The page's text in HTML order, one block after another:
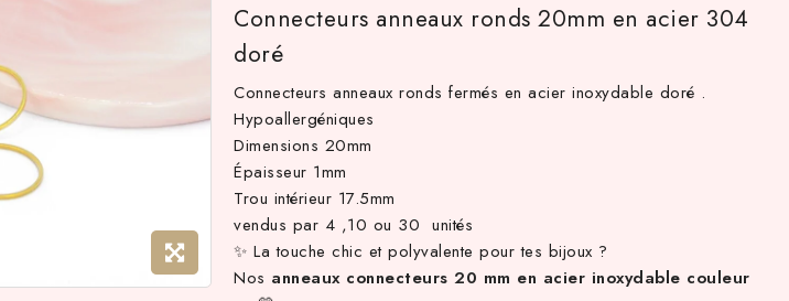
Connecteurs anneaux ronds 20mm en acier 304
doré
Connecteurs anneaux ronds fermés en acier inoxydable doré .
Hypoallergéniques
Dimensions 20mm
Épaisseur 1mm
Trou intérieur 17.5mm
vendus par 4 ,10 ou 30 unités
✨ La touche chic et polyvalente pour tes bijoux ?
Nos anneaux connecteurs 20 mm en acier inoxydable couleur